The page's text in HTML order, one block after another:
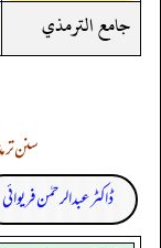
جامع الترمذي
سنن ترمذی
ڈاکٹر عبدالرحمٰن فریوائی